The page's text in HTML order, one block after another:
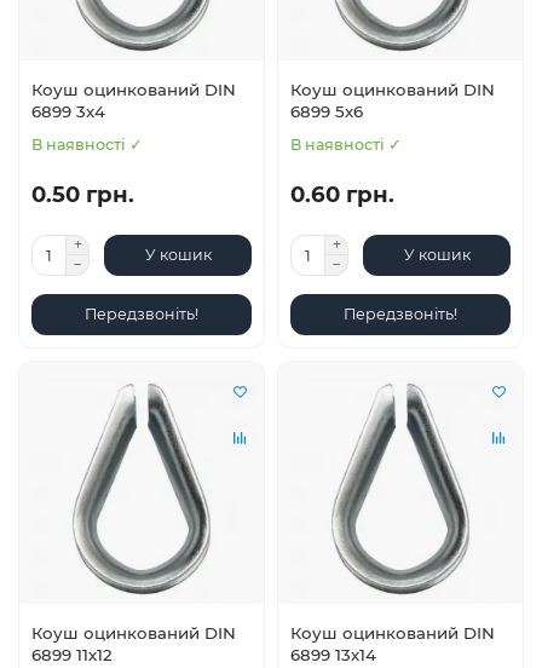
Коуш оцинкований DIN
6899 3х4
В наявності ✓
0.50 грн.
У кошик
Передзвоніть!
Коуш оцинкований DIN
6899 5х6
В наявності ✓
0.60 грн.
У кошик
Передзвоніть!
Коуш оцинкований DIN
6899 11х12
Коуш оцинкований DIN
6899 13х14